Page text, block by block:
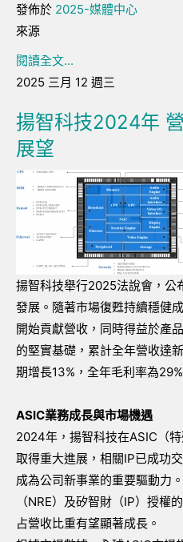
發佈於 2025-媒體中心
來源
閱讀全文...
2025 三月 12 週三
揚智科技2024年
展望
揚智科技舉行2025法說會，公
發展。隨著市場復甦持續穩健
開始貢獻營收，同時得益於產
的堅實基礎，累計全年營收達
期增長13%，全年毛利率為
ASIC業務成長與市場機遇
2024年，揚智科技在ASIC（
取得重大進展，相關IP已成功
成為公司新事業的重要驅動力
（NRE）及矽智財（IP）授權
占營收比重有望顯著成長。